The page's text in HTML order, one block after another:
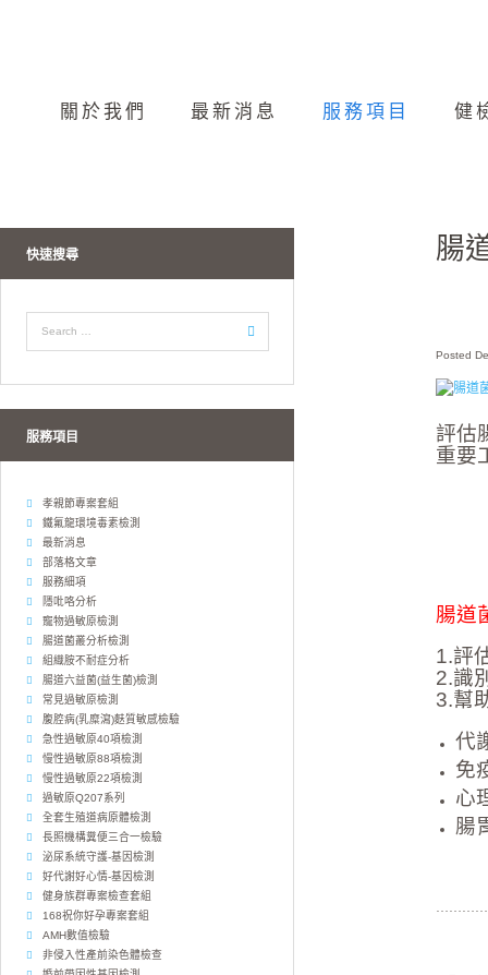
關於我們 最新消息 服務項目 健
腸
評估
重要
腸道
1.評
2.識
3.幫
代
免
心
腸
快速搜尋
服務項目
孝親節專案套組
鐵氟龍環境毒素檢測
最新消息
部落格文章
服務細項
隱吡咯分析
寵物過敏原檢測
腸道菌叢分析檢測
組織胺不耐症分析
腸道六益菌(益生菌)檢測
常見過敏原檢測
腹腔病(乳糜瀉)麩質敏感檢驗
急性過敏原40項檢測
慢性過敏原88項檢測
慢性過敏原22項檢測
過敏原Q207系列
全套生殖道病原體檢測
長照機構糞便三合一檢驗
泌尿系統守護-基因檢測
好代謝好心情-基因檢測
健身族群專案檢查套組
168祝你好孕專案套組
AMH數值檢驗
非侵入性產前染色體檢查